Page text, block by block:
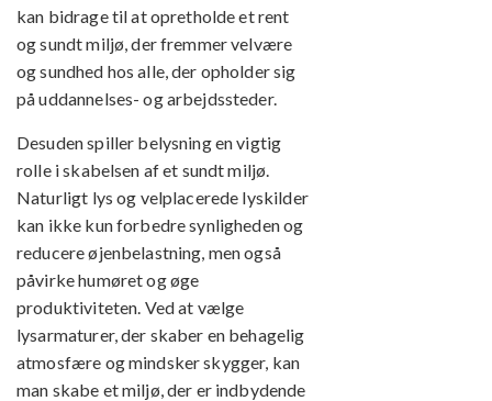
kan bidrage til at opretholde et rent
og sundt miljø, der fremmer velvære
og sundhed hos alle, der opholder sig
på uddannelses- og arbejdssteder.
Desuden spiller belysning en vigtig
rolle i skabelsen af et sundt miljø.
Naturligt lys og velplacerede lyskilder
kan ikke kun forbedre synligheden og
reducere øjenbelastning, men også
påvirke humøret og øge
produktiviteten. Ved at vælge
lysarmaturer, der skaber en behagelig
atmosfære og mindsker skygger, kan
man skabe et miljø, der er indbydende